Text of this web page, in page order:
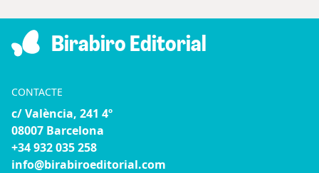
Birabiro Editorial
CONTACTE
c/ València, 241 4º
08007 Barcelona
+34 932 035 258
info@birabiroeditorial.com